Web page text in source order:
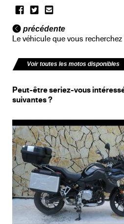
précédente
Le véhicule que vous
Voir toutes les motos disponibles
Peut-être seriez-vous
suivantes ?